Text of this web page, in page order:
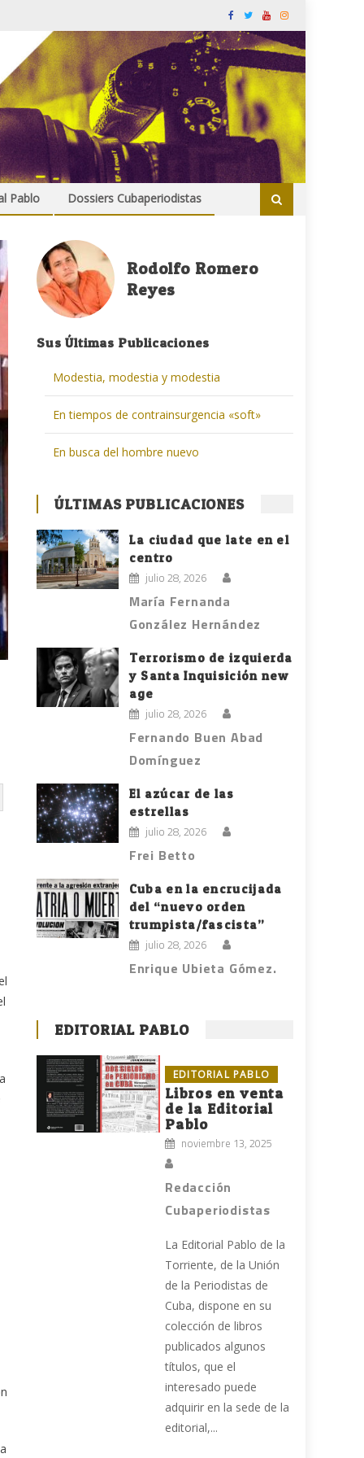
Pablo Dossiers Cubaperiodistas
Rodolfo Romero
Reyes
Sus Últimas Publicaciones
Modestia, modestia y modestia
En tiempos de contrainsurgencia «soft»
En busca del hombre nuevo
ÚLTIMAS PUBLICACIONES
La ciudad que late en el
centro
julio 28, 2026
María Fernanda
González Hernández
Terrorismo de izquierda
y Santa Inquisición new
age
julio 28, 2026
Fernando Buen Abad
Domínguez
El azúcar de las
estrellas
julio 28, 2026
Frei Betto
Cuba en la encrucijada
del “nuevo orden
trumpista/fascista”
julio 28, 2026
Enrique Ubieta Gómez.
EDITORIAL PABLO
EDITORIAL PABLO
Libros en venta
de la Editorial
Pablo
noviembre 13, 2025
Redacción
Cubaperiodistas
La Editorial Pablo de la
Torriente, de la Unión
de la Periodistas de
Cuba, dispone en su
colección de libros
publicados algunos
títulos, que el
interesado puede
adquirir en la sede de la
editorial,...